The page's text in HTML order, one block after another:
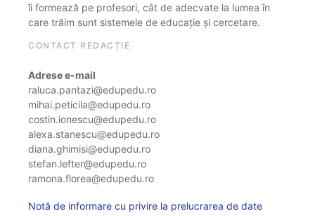
îi formează pe profesori, cât de adecvate la lumea în
care trăim sunt sistemele de educație și cercetare.
CONTACT REDACȚIE
Adrese e-mail
raluca.pantazi@edupedu.ro
mihai.peticila@edupedu.ro
costin.ionescu@edupedu.ro
alexa.stanescu@edupedu.ro
diana.ghimisi@edupedu.ro
stefan.lefter@edupedu.ro
ramona.florea@edupedu.ro
Notă de informare cu privire la prelucrarea de date